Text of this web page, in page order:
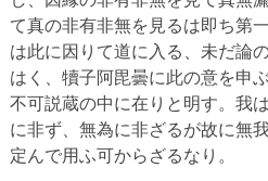
て真の非有非無を見るは即ち第
は此に因りて道に入る、未だ論
はく、犢子阿毘曇に此の意を申
不可説蔵の中に在りと明す。我
に非ず、無為に非ざるが故に無
定んで用ふ可からざるなり。